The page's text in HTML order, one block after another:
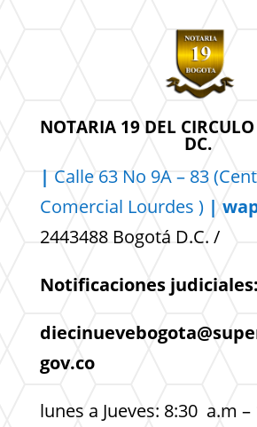
NOTARIA 19 DEL
DC.
| Calle 63 No 9A – 83
Comercial Lourdes ) |
2443488 Bogotá D.C. /
Notificaciones judiciales:
gov.co
lunes a Jueves: 8:30 a.m –